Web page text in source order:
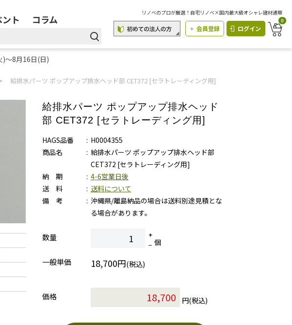
ト コラム
リノベのプロが厳選！自宅リノベ×国内最大級オシャレ建材通販
会員登録 ログイン
0
)～8月16日(日)
給排水パーツ ポップアップ排水ヘッド部 CET372 [セラトレーディング用]
給排水パーツ ポップアップ排水ヘッド
部 CET372 [セラトレーディング用]
HAGS品番
H0004355
商品名
給排水パーツ ポップアップ排水ヘッド部
CET372 [セラトレーディング用]
納 期
4-6営業日後
送 料
送料について
備 考
沖縄県/離島納品の場合は送料別途見積とな
る場合があります。
数量
個
一般単価
18,700円(税込)
価格 円(税込)